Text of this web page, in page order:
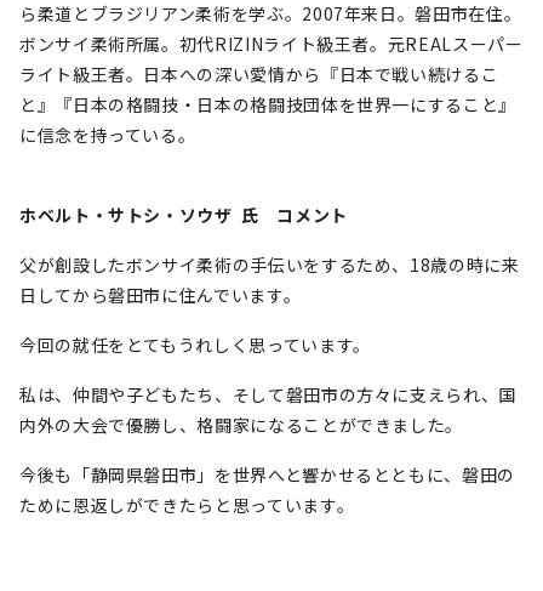
ら柔道とブラジリアン柔術を学ぶ。2007年来日。磐田市在住。
ボンサイ柔術所属。初代RIZINライト級王者。元REALスーパー
ライト級王者。日本への深い愛情から『日本で戦い続けるこ
と』『日本の格闘技・日本の格闘技団体を世界一にすること』
に信念を持っている。
ホベルト・サトシ・ソウザ 氏 コメント
父が創設したボンサイ柔術の手伝いをするため、18歳の時に来
日してから磐田市に住んでいます。
今回の就任をとてもうれしく思っています。
私は、仲間や子どもたち、そして磐田市の方々に支えられ、国
内外の大会で優勝し、格闘家になることができました。
今後も「静岡県磐田市」を世界へと響かせるとともに、磐田の
ために恩返しができたらと思っています。